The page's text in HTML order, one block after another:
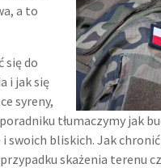
a to
się do
i jak się
syreny,
tłumaczymy jak
swoich bliskich. Jak
skażenia terenu